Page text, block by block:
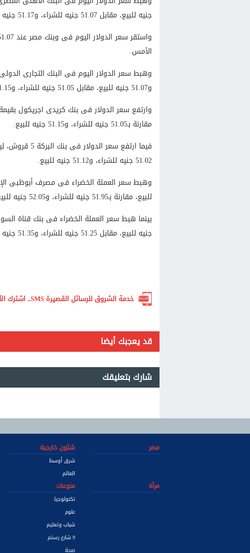
جنيه للبيع، مقابل 51.07 جنيه للشراء، و51.17 جنيه للبيع منذ نهاية تعاملات الأمس.
الأمس.
و51.07 جنيه للبيع، مقابل 51.05 جنيه للشراء، و51.15 جنيه للبيع.
مقارنة بـ51.05 جنيه للشراء، و51.15 جنيه للبيع.
51.02 جنيه للشراء، و51.12 جنيه للبيع.
للبيع، مقارنة بـ51.95 جنيه للشراء، و52.05 جنيه للبيع.
جنيه للبيع، مقابل 51.25 جنيه للشراء، و51.35 جنيه للبيع.
خدمة الشروق للرسائل القصيرة SMS.. اشترك الآن لتصلك أهم الأخبار لحظة بلحظة
قد يعجبك أيضا
شارك بتعليقك
مصر شئون خارجية
شرق أوسط
العالم
مرأة
منوعات
تكنولوجيا
علوم
شباب وتعليم
9 شارع رستم
صحة